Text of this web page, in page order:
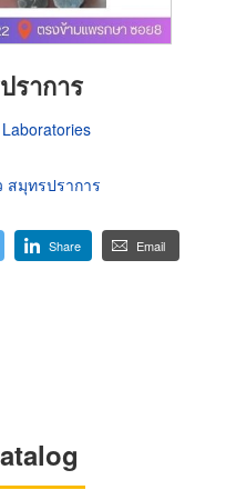
ราการ
มุทรปราการ
Share Email